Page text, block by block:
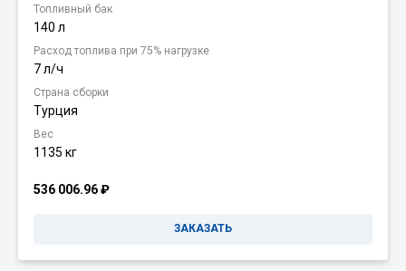
Топливный бак
140 л
Расход топлива при 75% нагрузке
7 л/ч
Страна сборки
Турция
Вес
1135 кг
536 006.96₽
ЗАКАЗАТЬ